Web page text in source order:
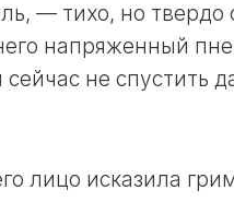
— тихо, но твердо
напряженный
не спустить
лицо исказила